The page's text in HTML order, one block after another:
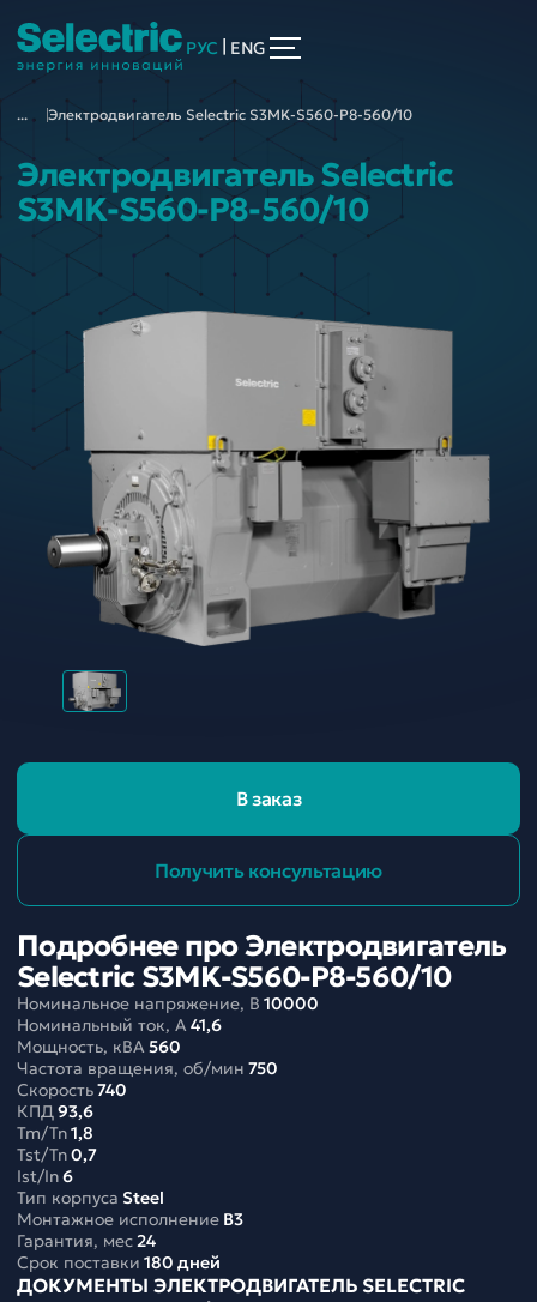
РУС ENG
... Электродвигатель Selectric S3MK-S560-P8-560/10
Электродвигатель Selectric
S3MK-S560-P8-560/10
В заказ
Получить консультацию
Подробнее про Электродвигатель
Selectric S3MK-S560-P8-560/10
Номинальное напряжение, В 10000
Номинальный ток, A41,6
Мощность, кВА560
Частота вращения, об/мин 750
Скорость740
КПД93,6
Tm/Tn1,8
Tst/Tn0,7
Ist/In6
Тип корпуса Steel
Монтажное исполнение B3
Гарантия, мес24
Срок поставки 180 дней
ДОКУМЕНТЫ ЭЛЕКТРОДВИГАТЕЛЬ SELECTRIC